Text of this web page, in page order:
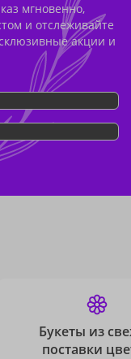
мгновенно,
и отслеживайте
акции и
Букеты из
поставки